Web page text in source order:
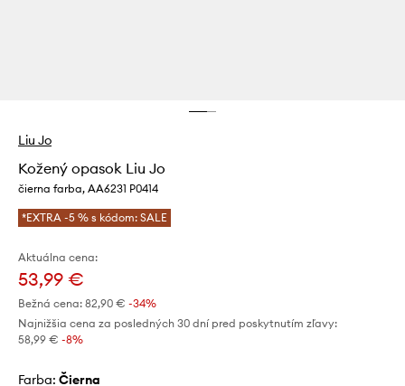
Liu Jo
Kožený opasok Liu Jo
čierna farba, AA6231 P0414
*EXTRA -5 % s kódom: SALE
Aktuálna cena:
53,99 €
Bežná cena: 82,90 € -34%
Najnižšia cena za posledných 30 dní pred poskytnutím zľavy:
58,99 € -8%
Farba: čierna